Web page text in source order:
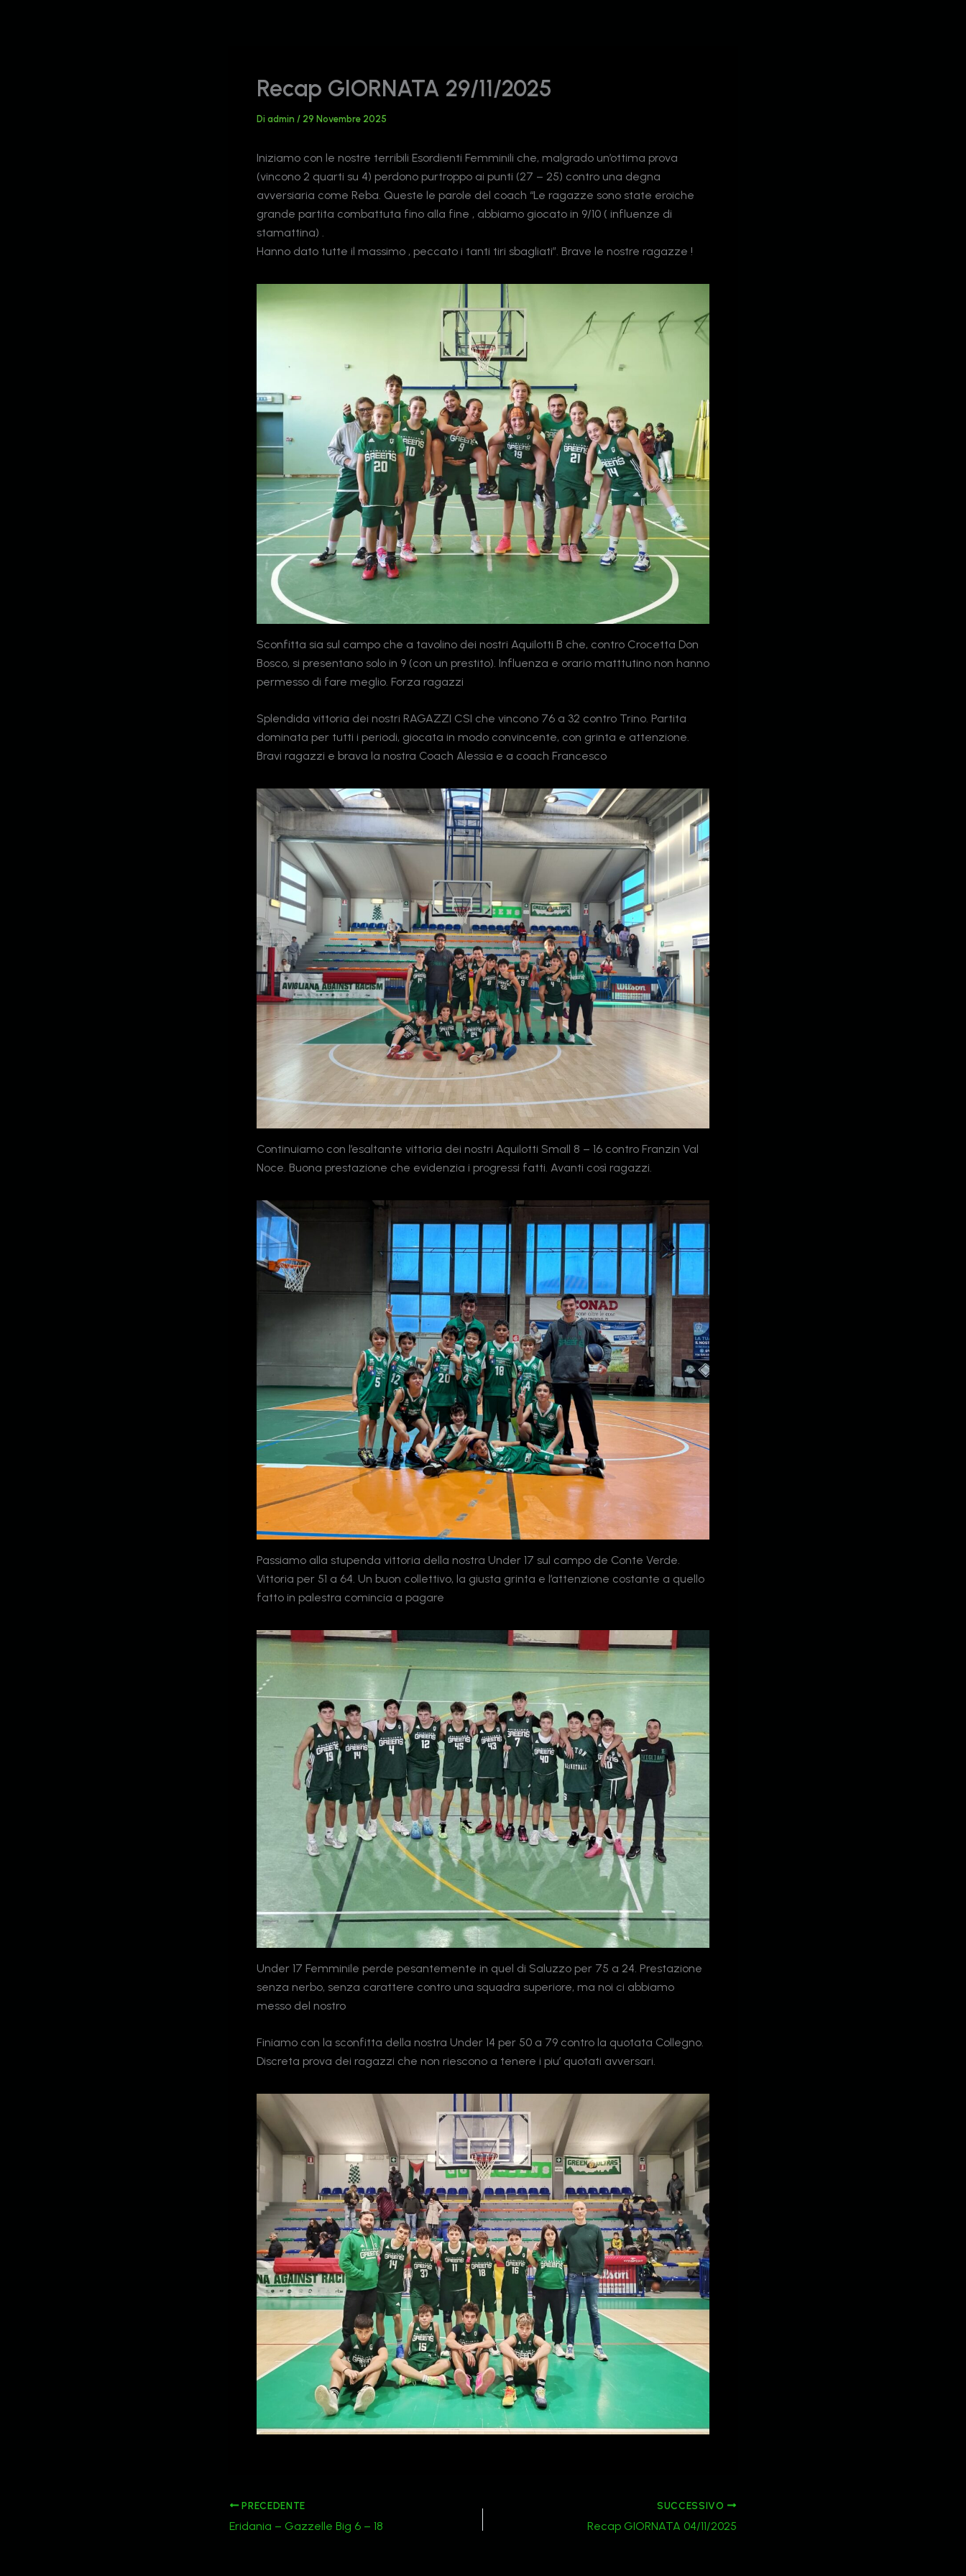
Recap GIORNATA 29/11/2025
Di admin / 29 Novembre 2025
Iniziamo con le nostre terribili Esordienti Femminili che, malgrado un’ottima prova
(vincono 2 quarti su 4) perdono purtroppo ai punti (27 – 25) contro una degna
avversiaria come Reba. Queste le parole del coach “Le ragazze sono state eroiche
grande partita combattuta fino alla fine , abbiamo giocato in 9/10 ( influenze di
stamattina) .
Hanno dato tutte il massimo , peccato i tanti tiri sbagliati”. Brave le nostre ragazze !
Sconfitta sia sul campo che a tavolino dei nostri Aquilotti B che, contro Crocetta Don
Bosco, si presentano solo in 9 (con un prestito). Influenza e orario matttutino non hanno
permesso di fare meglio. Forza ragazzi
Splendida vittoria dei nostri RAGAZZI CSI che vincono 76 a 32 contro Trino. Partita
dominata per tutti i periodi, giocata in modo convincente, con grinta e attenzione.
Bravi ragazzi e brava la nostra Coach Alessia e a coach Francesco
Continuiamo con l’esaltante vittoria dei nostri Aquilotti Small 8 – 16 contro Franzin Val
Noce. Buona prestazione che evidenzia i progressi fatti. Avanti così ragazzi.
Passiamo alla stupenda vittoria della nostra Under 17 sul campo de Conte Verde.
Vittoria per 51 a 64. Un buon collettivo, la giusta grinta e l’attenzione costante a quello
fatto in palestra comincia a pagare
Under 17 Femminile perde pesantemente in quel di Saluzzo per 75 a 24. Prestazione
senza nerbo, senza carattere contro una squadra superiore, ma noi ci abbiamo
messo del nostro
Finiamo con la sconfitta della nostra Under 14 per 50 a 79 contro la quotata Collegno.
Discreta prova dei ragazzi che non riescono a tenere i piu’ quotati avversari.
PRECEDENTE
Eridania – Gazzelle Big 6 – 18
SUCCESSIVO
Recap GIORNATA 04/11/2025